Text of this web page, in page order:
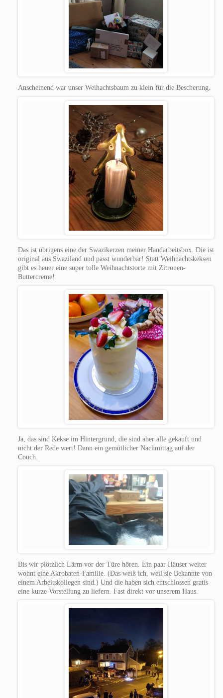
Anscheinend war unser Weihachtsbaum zu klein für die Bescherung.
Das ist übrigens eine der Swazikerzen meiner Handarbeitsbox. Die ist
original aus Swaziland und passt wunderbar! Statt Weihnachtskeksen
gibt es heuer eine super tolle Weihnachtstorte mit Zitronen-
Buttercreme!
Ja, das sind Kekse im Hintergrund, die sind aber alle gekauft und
nicht der Rede wert! Dann ein gemütlicher Nachmittag auf der
Couch.
Bis wir plötzlich Lärm vor der Türe hören. Ein paar Häuser weiter
wohnt eine Akrobaten-Familie. (Das weiß ich, weil sie Bekannte von
einem Arbeitskollegen sind.) Und die haben sich entschlossen gratis
eine kurze Vorstellung zu liefern. Fast direkt vor unserem Haus.